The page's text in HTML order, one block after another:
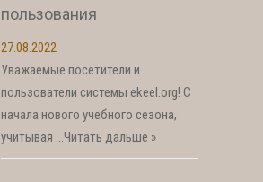
пользования
27.08.2022
Уважаемые посетители и
пользователи системы ekeel.org! С
начала нового учебного сезона,
учитывая …Читать дальше »